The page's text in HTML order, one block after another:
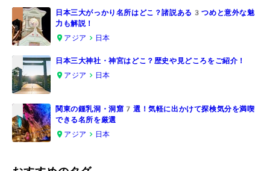
3
日本三大がっかり名所はどこ？諸説ある3つめと意外な魅
力も解説！
アジア
日本
4
日本三大神社・神宮はどこ？歴史や見どころをご紹介！
アジア
日本
5
関東の鍾乳洞・洞窟7選！気軽に出かけて探検気分を満喫
できる名所を厳選
アジア
日本